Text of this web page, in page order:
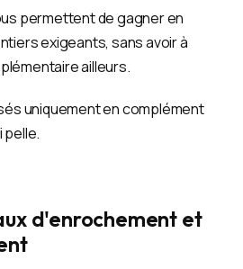
permettent de gagner en
exigeants, sans avoir à
ailleurs.
uniquement en complément
pelle.
d'enrochement et